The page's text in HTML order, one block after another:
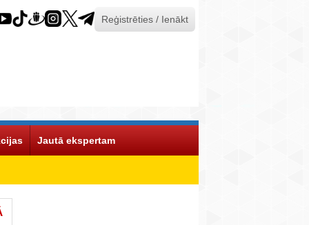
Reģistrēties / Ienākt
Jautā ekspertam